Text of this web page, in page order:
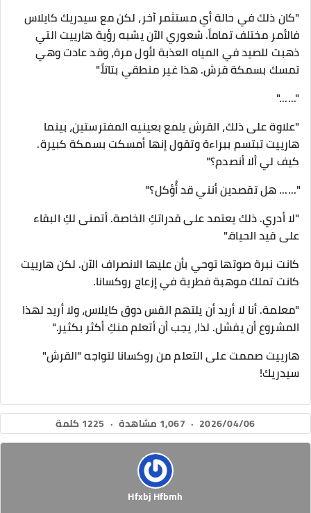
​"كان ذلك في حالة أي مستثمر آخر، لكن مع سيدريك كايلاس
فالأمر مختلف تماماً. شعوري الآن يشبه رؤية هارييت التي
ذهبت للصيد في المياه العذبة لأول مرة، وقد عادت وهي
تمسك بسمكة قرش. هذا غير منطقي بتاتاً."
"......"
"علاوة على ذلك، القرش يلمع بعينيه المفترستين، بينما
هارييت تبتسم ببراءة وتقول إنها أمسكت بسمكة كبيرة.
كيف لي ألا أنصدم؟"
"...... هل تقصدين أنني قد أُؤكل؟"
"لا أدري. ذلك يعتمد على قدراتكِ الخاصة. أتمنى لكِ البقاء
على قيد الحياة."
كانت نبرة صوتها توحي بأن عليها الانصراف الآن. لكن هارييت
كانت تملك موهبة فطرية في إزعاج روكسانا.
​"معلمة. أنا لا أريد أن يلتهم القس دوق كايلاس، ولا أريد لهذا
المشروع أن يفشل. لذا، يجب أن أتعلم منكِ أكثر بكثير."
​هارييت صممت على التعلم من روكسانا لتواجه "القرش"
سيدريك!
2026/04/06
· 1,067 مشاهدة · 1225 كلمة
Hfxbj Hfbmh